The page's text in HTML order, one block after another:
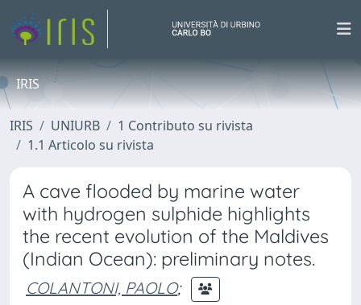
IRIS
IRIS UNIURB
1 Contributo su rivista
1.1 Articolo su rivista
A cave flooded by marine water
with hydrogen sulphide highlights
the recent evolution of the Maldives
(Indian Ocean): preliminary notes.
COLANTONI, PAOLO;